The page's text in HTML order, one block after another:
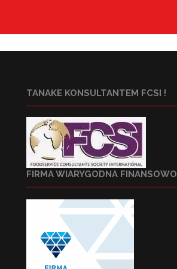
TANAKE KONSULTANTEM FCSI !
FIRMA WIARYGODNA FINANSOWO